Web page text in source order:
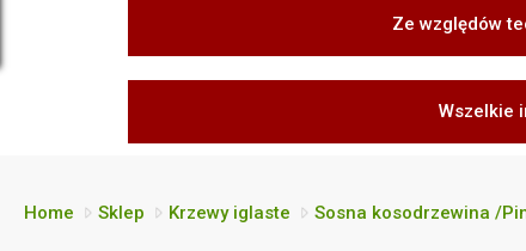
Ze względów
Wszelkie
Home Sklep Krzewy iglaste Sosna kosodrzewina /